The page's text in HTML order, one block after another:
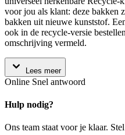
voor jou als klant: deze bakken
bakken uit nieuwe kunststof.
ook in de recycle-versie
omschrijving vermeld.
Lees meer
Online Snel antwoord
Hulp nodig?
Ons team staat voor je klaar.